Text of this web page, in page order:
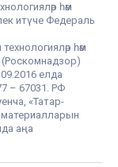
һәм
итүче Федераль
һәм
(Роскомнадзор)
елда
– 67031. РФ
«Татар-
материалларын
аңа